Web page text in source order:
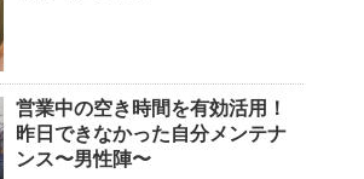
営業中の空き時間を有効活用！
昨日できなかった自分メンテナ
ンス〜男性陣〜